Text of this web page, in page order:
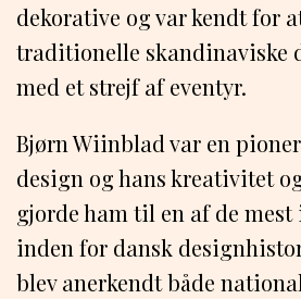
dekorative og var kendt for
traditionelle skandinaviske
med et strejf af eventyr.
Bjørn Wiinblad var en
design og hans kreativitet
gjorde ham til en af de
inden for dansk
blev anerkendt både